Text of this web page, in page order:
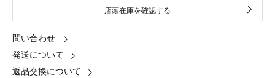
店頭在庫を確認する
問い合わせ
発送について
返品交換について